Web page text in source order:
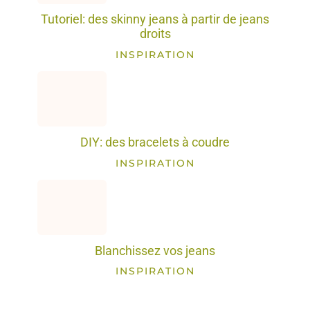
Tutoriel: des skinny jeans à partir de jeans
droits
INSPIRATION
DIY: des bracelets à coudre
INSPIRATION
Blanchissez vos jeans
INSPIRATION